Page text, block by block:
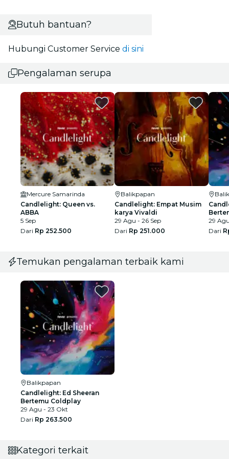
Butuh bantuan?
Hubungi Customer Service di sini
Pengalaman serupa
Mercure Samarinda
Candlelight: Queen vs.
ABBA
5 Sep
Dari Rp 252.500
Balikpapan
Candlelight: Empat Musim
karya Vivaldi
29 Agu - 26 Sep
Dari Rp 251.000
29
Dari
Temukan pengalaman terbaik kami
Balikpapan
Candlelight: Ed Sheeran
Bertemu Coldplay
29 Agu - 23 Okt
Dari Rp 263.500
Kategori terkait